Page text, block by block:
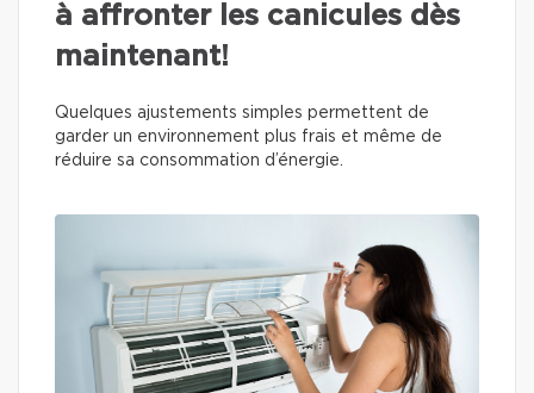
à affronter les canicules dès
maintenant!
Quelques ajustements simples permettent de
garder un environnement plus frais et même de
réduire sa consommation d’énergie.